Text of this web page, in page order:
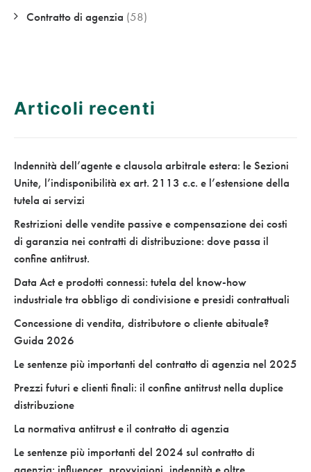
Contratto di agenzia (58)
Articoli recenti
Indennità dell’agente e clausola arbitrale estera: le Sezioni
Unite, l’indisponibilità ex art. 2113 c.c. e l’estensione della
tutela ai servizi
Restrizioni delle vendite passive e compensazione dei costi
di garanzia nei contratti di distribuzione: dove passa il
confine antitrust.
Data Act e prodotti connessi: tutela del know-how
industriale tra obbligo di condivisione e presidi contrattuali
Concessione di vendita, distributore o cliente abituale?
Guida 2026
Le sentenze più importanti del contratto di agenzia nel 2025
Prezzi futuri e clienti finali: il confine antitrust nella duplice
distribuzione
La normativa antitrust e il contratto di agenzia
Le sentenze più importanti del 2024 sul contratto di